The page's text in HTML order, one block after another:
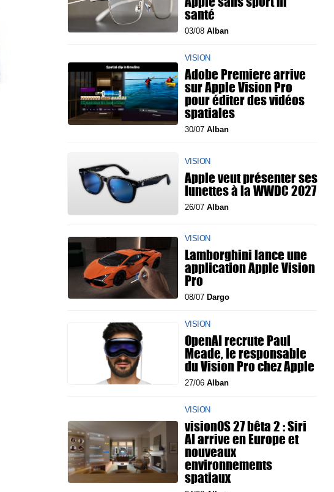
santé
03/08 Alban
VISION
Adobe Premiere arrive
sur Apple Vision Pro
pour éditer des vidéos
spatiales
30/07 Alban
VISION
Apple veut présenter ses
lunettes à la WWDC 2027
26/07 Alban
VISION
Lamborghini lance une
application Apple Vision
Pro
08/07 Dargo
VISION
OpenAI recrute Paul
Meade, le responsable
du Vision Pro chez Apple
27/06 Alban
VISION
visionOS 27 bêta 2 : Siri
AI arrive en Europe et
nouveaux
environnements
spatiaux